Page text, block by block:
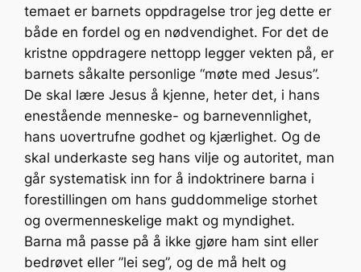
temaet er barnets oppdragelse tror jeg dette er
både en fordel og en nødvendighet. For det de
kristne oppdragere nettopp legger vekten på, er
barnets såkalte personlige “møte med Jesus”.
De skal lære Jesus å kjenne, heter det, i hans
enestående menneske- og barnevennlighet,
hans uovertrufne godhet og kjærlighet. Og de
skal underkaste seg hans vilje og autoritet, man
går systematisk inn for å indoktrinere barna i
forestillingen om hans guddommelige storhet
og overmenneskelige makt og myndighet.
Barna må passe på å ikke gjøre ham sint eller
bedrøvet eller ”lei seg”, og de må helt og